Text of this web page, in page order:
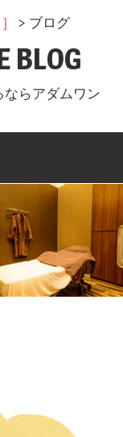
> ブログ
BLOG
らアダムワン